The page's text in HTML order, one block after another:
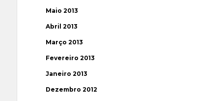
Maio 2013
Abril 2013
Março 2013
Fevereiro 2013
Janeiro 2013
Dezembro 2012